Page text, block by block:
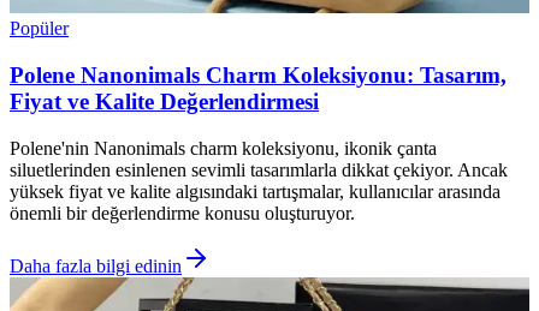
Popüler
Polene Nanonimals Charm Koleksiyonu: Tasarım,
Fiyat ve Kalite Değerlendirmesi
Polene'nin Nanonimals charm koleksiyonu, ikonik çanta
siluetlerinden esinlenen sevimli tasarımlarla dikkat çekiyor. Ancak
yüksek fiyat ve kalite algısındaki tartışmalar, kullanıcılar arasında
önemli bir değerlendirme konusu oluşturuyor.
Daha fazla bilgi edinin